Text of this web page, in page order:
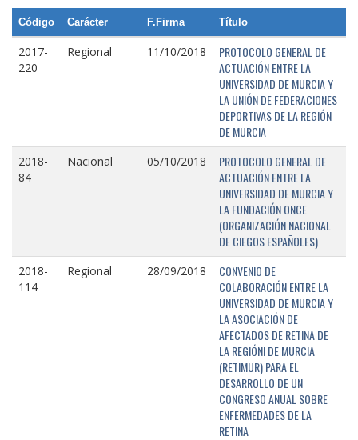
Código Carácter F.Firma Título
2017-
220
Regional 11/10/2018
PROTOCOLO GENERAL DE
ACTUACIÓN ENTRE LA
UNIVERSIDAD DE MURCIA Y
LA UNIÓN DE FEDERACIONES
DEPORTIVAS DE LA REGIÓN
DE MURCIA
2018-
84
Nacional 05/10/2018
PROTOCOLO GENERAL DE
ACTUACIÓN ENTRE LA
UNIVERSIDAD DE MURCIA Y
LA FUNDACIÓN ONCE
(ORGANIZACIÓN NACIONAL
DE CIEGOS ESPAÑOLES)
2018-
114
Regional 28/09/2018
CONVENIO DE
COLABORACIÓN ENTRE LA
UNIVERSIDAD DE MURCIA Y
LA ASOCIACIÓN DE
AFECTADOS DE RETINA DE
LA REGIÓNI DE MURCIA
(RETIMUR) PARA EL
DESARROLLO DE UN
CONGRESO ANUAL SOBRE
ENFERMEDADES DE LA
RETINA